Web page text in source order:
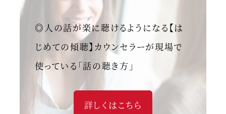
◎人の話が楽に聴けるようになる【は
じめての傾聴】カウンセラーが現場で
使っている「話の聴き方」
詳しくはこちら